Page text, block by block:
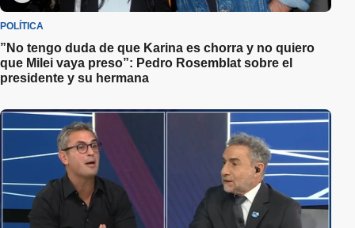
POLÍTICA
”No tengo duda de que Karina es chorra y no quiero
que Milei vaya preso”: Pedro Rosemblat sobre el
presidente y su hermana